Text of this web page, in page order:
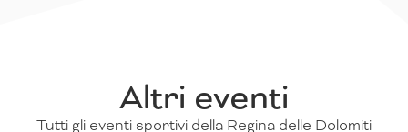
Altri eventi
Tutti gli eventi sportivi della Regina delle Dolomiti